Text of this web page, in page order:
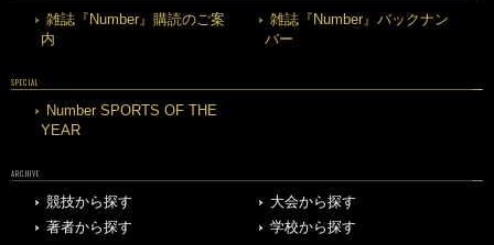
雑誌『Number』購読のご案
内
雑誌『Number』バックナン
バー
SPECIAL
Number SPORTS OF THE
YEAR
ARCHIVE
競技から探す
大会から探す
著者から探す
学校から探す